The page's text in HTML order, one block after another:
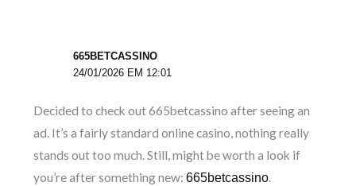
665BETCASSINO
24/01/2026 EM 12:01
Decided to check out 665betcassino after seeing an
ad. It’s a fairly standard online casino, nothing really
stands out too much. Still, might be worth a look if
you’re after something new: 665betcassino.